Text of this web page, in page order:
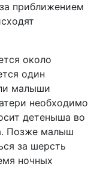
приближением
около
один
малыши
необходимо
детеныша во
Позже малыш
за шерсть
ночных